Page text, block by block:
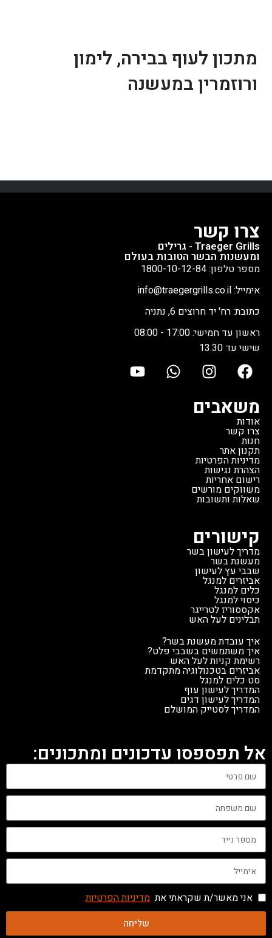
מתכון לעוף בבירה, לימון
ורוזמרין במעשנה
צרו קשר
Traeger Grills - גרילים
ומעשנות הבשר הטובות בעולם
מספר טלפון: 1800-10-12-84
אימייל: info@traegergrills.co.il
כתובת: רח' יד חרוצים 6, נתניה
ראשון עד חמישי: 17:00 - 08:00
שישי עד 13:30
משאבים
אודות
צרו קשר
חנות
תקנון אתר
מדיניות הפרטיות
הצהרת נגישות
רישום אחריות
משווקים מורשים
שאלות ותשובות
קישורים
מדריך לעישון בשר
מעשנת בשר
שבבי עץ לעישון
אביזרים למנגל
כלים למנגל
כיסוי למנגל
אקססוריז לטרייגר
תבלינים לעל האש
איך עובדת מעשנת בשר?
איך משתמשים בשבבי פלט?
רשימת קניות לעל האש
אביזרים בטכנולוגיה מתקדמת
סט כלים למנגל
המדריך לעישון עוף
המדריך לעישון דגים
המדריך לסטייק המושלם
אל תפספסו עדכונים ומתכונים:
אני מאשר/ת שקראתי את מדיניות הפרטיות
שליחה